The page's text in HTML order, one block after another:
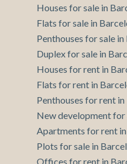
Houses for sale in
Flats for sale in
Penthouses for sale
Duplex for sale in
Houses for rent in
Flats for rent in
Penthouses for rent
New development for
Apartments for rent
Plots for sale in
Offices for rent in